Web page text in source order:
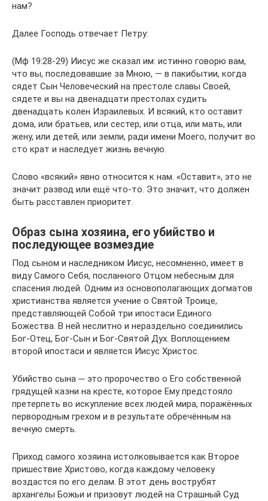
нам?
Далее Господь отвечает Петру:
(Мф 19:28-29) Иисус же сказал им: истинно говорю вам,
что вы, последовавшие за Мною, — в пакибытии, когда
сядет Сын Человеческий на престоле славы Своей,
сядете и вы на двенадцати престолах судить
двенадцать колен Израилевых. И всякий, кто оставит
дома, или братьев, или сестер, или отца, или мать, или
жену, или детей, или земли, ради имени Моего, получит во
сто крат и наследует жизнь вечную.
Слово «всякий» явно относится к нам. «Оставит», это не
значит развод или ещё что-то. Это значит, что должен
быть расставлен приоритет.
Образ сына хозяина, его убийство и
последующее возмездие
Под сыном и наследником Иисус, несомненно, имеет в
виду Самого Себя, посланного Отцом небесным для
спасения людей. Одним из основополагающих догматов
христианства является учение о Святой Троице,
представляющей Собой три ипостаси Единого
Божества. В ней неслитно и нераздельно соединились
Бог-Отец, Бог-Сын и Бог-Святой Дух. Воплощением
второй ипостаси и является Иисус Христос.
Убийство сына ─ это пророчество о Его собственной
грядущей казни на кресте, которое Ему предстояло
претерпеть во искупление всех людей мира, поражённых
первородным грехом и в результате обречённым на
вечную смерть.
Приход самого хозяина истолковывается как Второе
пришествие Христово, когда каждому человеку
воздастся по его делам. В этот день вострубят
архангелы Божьи и призовут людей на Страшный Суд